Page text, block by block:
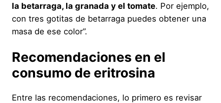
la betarraga, la granada y el tomate. Por ejemplo,
con tres gotitas de betarraga puedes obtener una
masa de ese color”.
Recomendaciones en el
consumo de eritrosina
Entre las recomendaciones, lo primero es revisar